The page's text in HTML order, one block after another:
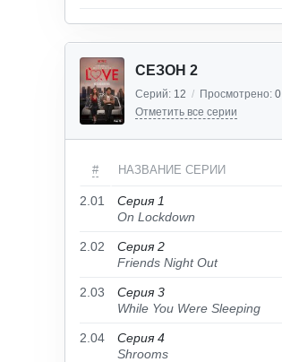
СЕЗОН 2
Серий: 12 / Просмотрено: 0
Отметить все серии
# НАЗВАНИЕ СЕРИИ
2.01
Серия 1
On Lockdown
2.02
Серия 2
Friends Night Out
2.03
Серия 3
While You Were Sleeping
2.04
Серия 4
Shrooms